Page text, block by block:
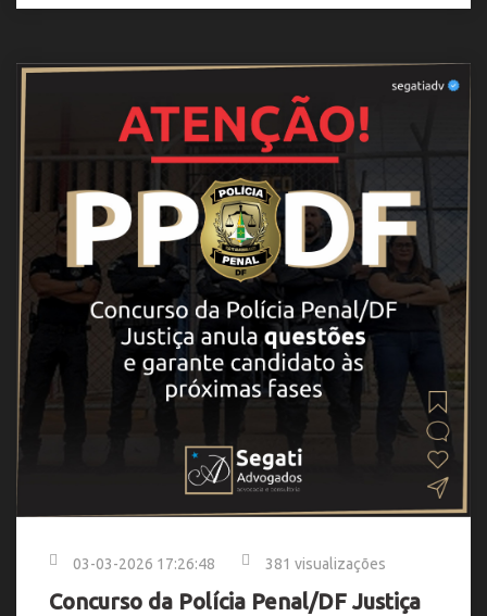
03-03-2026 17:26:48 381 visualizações
Concurso da Polícia Penal/DF Justiça